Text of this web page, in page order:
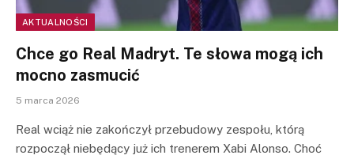
AKTUALNOŚCI
Chce go Real Madryt. Te słowa mogą ich
mocno zasmucić
5 marca 2026
Real wciąż nie zakończył przebudowy zespołu, którą
rozpoczął niebędący już ich trenerem Xabi Alonso. Choć